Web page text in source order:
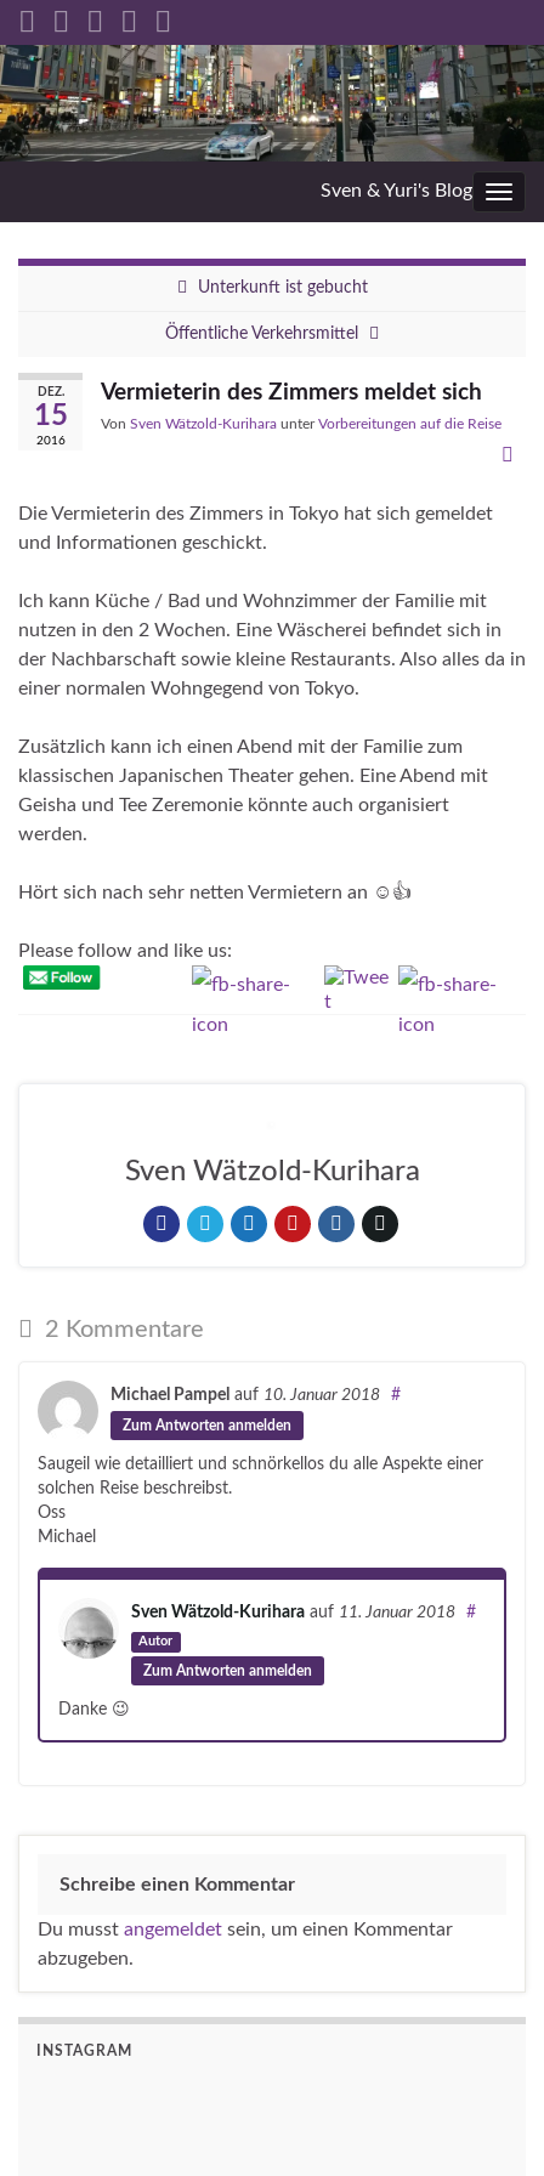
Sven & Yuri's Blog
Unterkunft ist gebucht
Öffentliche Verkehrsmittel
DEZ.
15
2016
Vermieterin des Zimmers meldet sich
Von Sven Wätzold-Kurihara unterVorbereitungen auf die Reise
Die Vermieterin des Zimmers in Tokyo hat sich gemeldet
und Informationen geschickt.
Ich kann Küche / Bad und Wohnzimmer der Familie mit
nutzen in den 2 Wochen. Eine Wäscherei befindet sich in
der Nachbarschaft sowie kleine Restaurants. Also alles da in
einer normalen Wohngegend von Tokyo.
Zusätzlich kann ich einen Abend mit der Familie zum
klassischen Japanischen Theater gehen. Eine Abend mit
Geisha und Tee Zeremonie könnte auch organisiert
werden.
Hört sich nach sehr netten Vermietern an ☺️👍
Please follow and like us:
Sven Wätzold-Kurihara
2 Kommentare
Michael Pampel auf 10. Januar 2018 #
Zum Antworten anmelden
Saugeil wie detailliert und schnörkellos du alle Aspekte einer
solchen Reise beschreibst.
Oss
Michael
Sven Wätzold-Kurihara auf 11. Januar 2018
Autor
#
Zum Antworten anmelden
Danke 😉
Schreibe einen Kommentar
Du musst angemeldet sein, um einen Kommentar
abzugeben.
INSTAGRAM